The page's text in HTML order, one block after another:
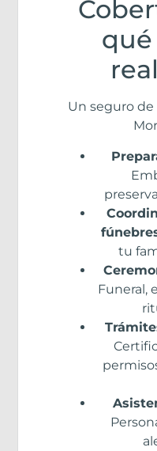
Un seguro de
tu
Funeral,